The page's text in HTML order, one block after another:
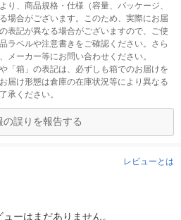
り、商品規格・仕様（容量、パッケージ、
場合がございます。このため、実際にお届
表記が異なる場合がございますので、ご使
ラベルや注意書きをご確認ください。さら
メーカー等にお問い合わせください。
「箱」の表記は、必ずしも箱でのお届けを
届け形態は倉庫の在庫状況等により異なる
承ください。
の誤りを報告する
レビューとは
ーはまだありません。